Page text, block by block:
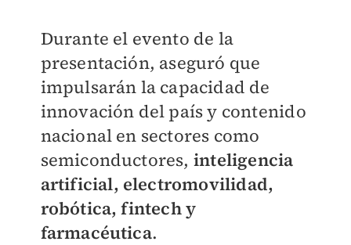
Durante el evento de la
presentación, aseguró que
impulsarán la capacidad de
innovación del país y contenido
nacional en sectores como
semiconductores, inteligencia
artificial, electromovilidad,
robótica, fintech y
farmacéutica.